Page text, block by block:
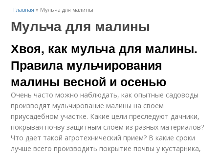
Главная » Мульча для малины
Мульча для малины
Хвоя, как мульча для малины.
Правила мульчирования
малины весной и осенью
Очень часто можно наблюдать, как опытные садоводы
производят мульчирование малины на своем
приусадебном участке. Какие цели преследуют дачники,
покрывая почву защитным слоем из разных материалов?
Что дает такой агротехнический прием? В какие сроки
лучше всего производить покрытие почвы у кустарника,